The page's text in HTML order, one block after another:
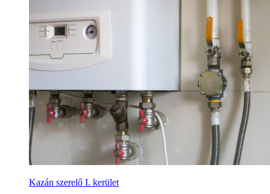
Kazán szerelő I. kerület